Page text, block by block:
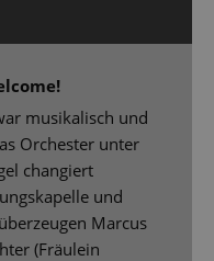
musikalisch und
Orchester unter
changiert
und
Marcus
(Fräulein